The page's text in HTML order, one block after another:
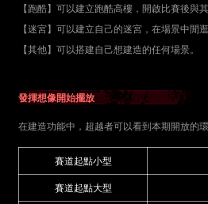
【跑酷】可以建立跑酷高樓，開啟比賽後
【迷宮】可以建立自己的迷宮，在場景中閒
【其他】可以搭建自己想建造的任何場景。
發揮想像開始擺放
在建造功能中，超越者可以看到本期開放的
賽道起點小型
賽道起點大型